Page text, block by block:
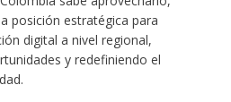
posición estratégica para
digital a nivel regional,
y redefiniendo el